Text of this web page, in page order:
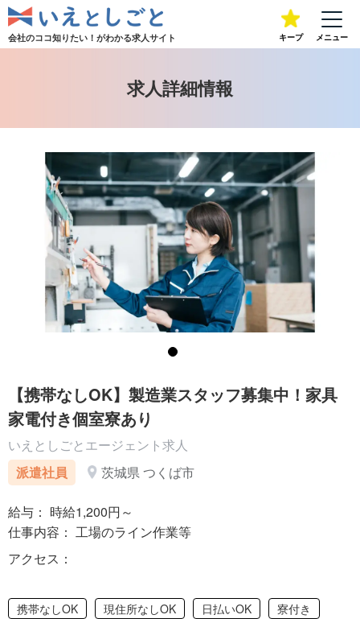
会社のココ知りたい！がわかる求人サイト キープ メニュー
求人詳細情報
派遣社員 茨城県 つくば市
【携帯なしOK】製造業スタッフ募集中！家具
家電付き個室寮あり
いえとしごとエージェント求人
給与： 時給1,200円～
仕事内容： 工場のライン作業等
アクセス：
携帯なしOK 現住所なしOK 日払いOK
寮付き